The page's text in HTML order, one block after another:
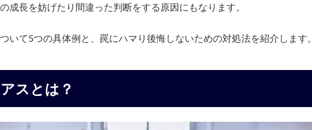
成長を妨げたり間違った判断をする原因にもなります。
いて5つの具体例と、罠にハマり後悔しないための対処法を紹介します。
スとは？